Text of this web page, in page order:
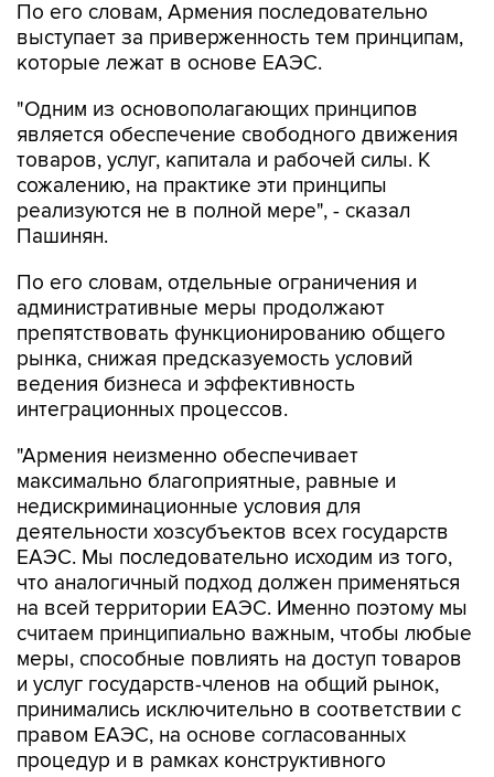
которые лежат в основе ЕАЭС.
"Одним из основополагающих принципов
товаров, услуг, капитала и рабочей силы. К
сожалению, на практике эти принципы
реализуются не в полной мере", - сказал
Пашинян.
По его словам, отдельные ограничения и
препятствовать функционированию общего
рынка, снижая предсказуемость условий
ведения бизнеса и эффективность
интеграционных процессов.
"Армения неизменно обеспечивает
недискриминационные условия для
деятельности хозсубъектов всех государств
ЕАЭС. Мы последовательно исходим из того,
что аналогичный подход должен применяться
на всей территории ЕАЭС. Именно поэтому мы
считаем принципиально важным, чтобы любые
меры, способные повлиять на доступ товаров
и услуг государств-членов на общий рынок,
принимались исключительно в соответствии с
правом ЕАЭС, на основе согласованных
процедур и в рамках конструктивного
взаимодействия между компетентными
органами", - заявил премьер Армении.